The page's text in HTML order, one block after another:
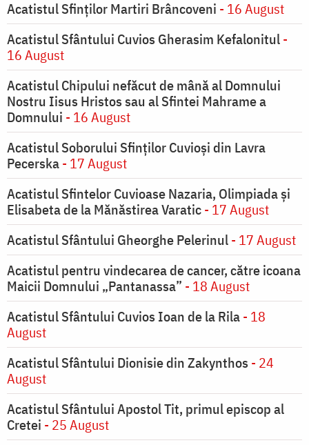
Acatistul Sfinților Martiri Brâncoveni - 16 August
Acatistul Sfântului Cuvios Gherasim Kefalonitul-
16 August
Acatistul Chipului nefăcut de mână al Domnului
Nostru Iisus Hristos sau al Sfintei Mahrame a
Domnului - 16 August
Acatistul Soborului Sfinților Cuvioși din Lavra
Pecerska- 17 August
Acatistul Sfintelor Cuvioase Nazaria, Olimpiada și
Elisabeta de la Mănăstirea Varatic- 17 August
Acatistul Sfântului Gheorghe Pelerinul- 17 August
Acatistul pentru vindecarea de cancer, către icoana
Maicii Domnului „Pantanassa” - 18 August
Acatistul Sfântului Cuvios Ioan de la Rila- 18
August
Acatistul Sfântului Dionisie din Zakynthos - 24
August
Acatistul Sfântului Apostol Tit, primul episcop al
Cretei - 25 August